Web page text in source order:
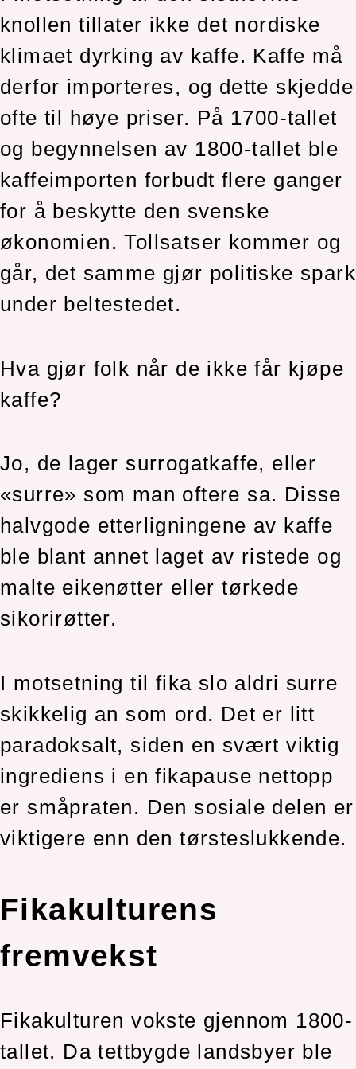
knollen tillater ikke det nordiske
klimaet dyrking av kaffe. Kaffe må
derfor importeres, og dette skjedde
ofte til høye priser. På 1700-tallet
og begynnelsen av 1800-tallet ble
kaffeimporten forbudt flere ganger
for å beskytte den svenske
økonomien. Tollsatser kommer og
går, det samme gjør politiske spark
under beltestedet.
Hva gjør folk når de ikke får kjøpe
kaffe?
Jo, de lager surrogatkaffe, eller
«surre» som man oftere sa. Disse
halvgode etterligningene av kaffe
ble blant annet laget av ristede og
malte eikenøtter eller tørkede
sikorirøtter.
I motsetning til fika slo aldri surre
skikkelig an som ord. Det er litt
paradoksalt, siden en svært viktig
ingrediens i en fikapause nettopp
er småpraten. Den sosiale delen er
viktigere enn den tørsteslukkende.
Fikakulturens
fremvekst
Fikakulturen vokste gjennom 1800-
tallet. Da tettbygde landsbyer ble